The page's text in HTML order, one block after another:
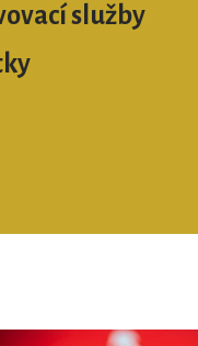
služby